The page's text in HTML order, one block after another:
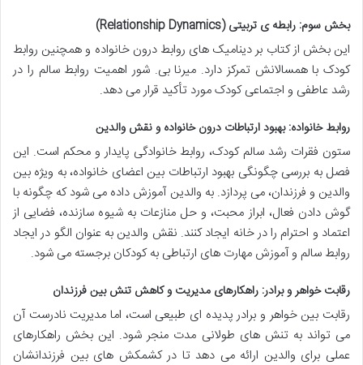
بخش سوم: رابطه ی تربیتی (Relationship Dynamics)
این بخش از کتاب بر دینامیک های روابط درون خانواده و همچنین روابط
کودک با همسالانش تمرکز دارد. میرنا بی. شور اهمیت روابط سالم را در
رشد عاطفی و اجتماعی کودک مورد تأکید قرار می دهد.
روابط خانواده: بهبود ارتباطات درون خانواده و نقش والدین
ستون فقرات رشد سالم کودک، روابط خانوادگی پایدار و محکم است. این
فصل به بررسی چگونگی بهبود ارتباطات بین اعضای خانواده، به ویژه بین
والدین و فرزندان، می پردازد. به والدین آموزش داده می شود که چگونه با
گوش دادن فعال، ابراز محبت، و حل منازعات به شیوه سازنده، فضایی از
اعتماد و احترام را در خانه ایجاد کنند. نقش والدین به عنوان الگو در ایجاد
روابط سالم و آموزش مهارت های ارتباطی به کودکان برجسته می شود.
رقابت خواهر و برادر: راهکارهای مدیریت و کاهش تنش بین فرزندان
رقابت بین خواهر و برادر پدیده ای طبیعی است، اما مدیریت نادرست آن
می تواند به تنش های طولانی مدت منجر شود. این بخش راهکارهای
عملی برای والدین ارائه می دهد تا در کشمکش های بین فرزندانشان